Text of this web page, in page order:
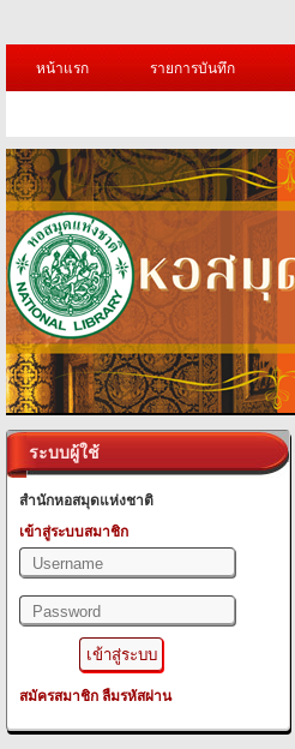
หน้าแรก
รายการบันทึก
ระบบผู้ใช้
สำนักหอสมุดแห่งชาติ
เข้าสู่ระบบสมาชิก
สมัครสมาชิก ลืมรหัสผ่าน